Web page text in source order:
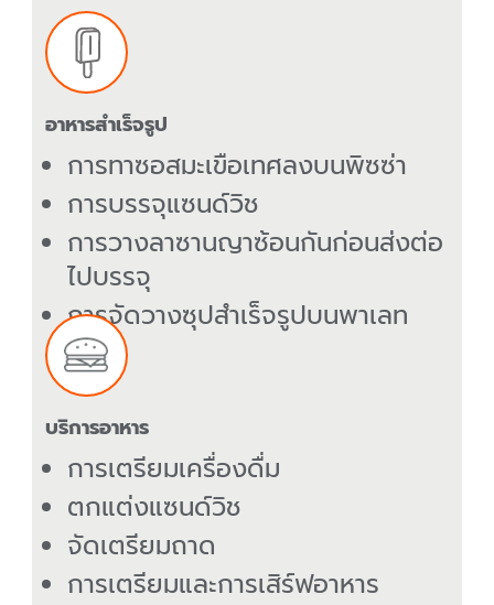
อาหารสำเร็จรูป
การทาซอสมะเขือเทศลงบนพิซซ่า
การบรรจุแซนด์วิช
การวางลาซานญาซ้อนกันก่อนส่งต่อ
ไปบรรจุ
การจัดวางซุปสำเร็จรูปบนพาเลท
บริการอาหาร
การเตรียมเครื่องดื่ม
ตกแต่งแซนด์วิช
จัดเตรียมถาด
การเตรียมและการเสิร์ฟอาหาร